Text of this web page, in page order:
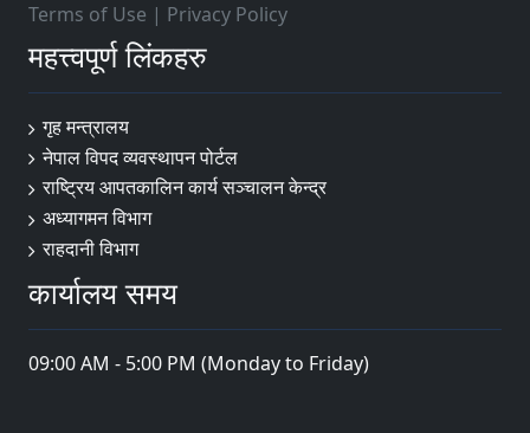
Terms of Use | Privacy Policy
महत्त्वपूर्ण लिंकहरु
गृह मन्त्रालय
नेपाल विपद व्यवस्थापन पोर्टल
राष्ट्रिय आपतकालिन कार्य सञ्चालन केन्द्र
अध्यागमन विभाग
राहदानी विभाग
कार्यालय समय
09:00 AM - 5:00 PM (Monday to Friday)